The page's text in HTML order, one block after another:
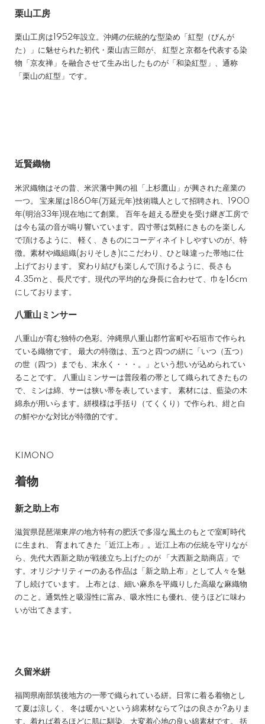
栗山工房
栗山工房は1952年設立。沖縄の伝統的な型染め「紅型（びんが
た）」に魅せられた初代・栗山吉三郎が、 紅型と京都を代表する染
物「京友禅」を融合させて生み出したものが「和染紅型」、通称
「栗山の紅型」です。
近賢織物
米沢織物はその昔、米沢藩中興の祖「上杉鷹山」が興された産業の
一つ。 宝来屋は1860年(万延元年)技術職人として招聘され、1900
年(明治33年)現在地にて創業。 百年を超える歴史を受け継ぎ工房で
は今も筬の音が鳴り響いています。四寸帯は気軽にきものを楽しん
で頂けるように、 軽く、きものにコーディネイトしやすいのが、特
徴。素材や織組織(おりそしき)にこだわり、ひと味違った帯地に仕
上げております。 変わり結びも楽しんで頂けるように、長さも
4.35mと、長尺です。現代の平均的な身長に合わせて、巾を16cm
にしております。
八重山ミンサー
八重山が育む独特の色彩。沖縄県八重山郡竹富町や石垣市で作られ
ている織物です。 最大の特徴は、五つと四つの絣に「いつ（五つ）
の世（四つ）までも、末永く・・・。」という想いが込められてい
ることです。 八重山ミンサーは普段着の帯として織られてきたもの
で、ミンは綿、サーは狭い帯を表しています。 素材には、藍染の木
綿糸が用いらます。絣模様は手括り（てくくり）で作られ、紺と白
の鮮やかな対比が特徴的です。
KIMONO
着物
新之助上布
滋賀県琵琶湖東岸の地方特有の肥沃で多湿な風土のもとで室町時代
に生まれ、 育まれてきた「近江上布」。近江上布の伝統を守りなが
ら、先代大西新之助が戦後立ち上げたのが 「大西新之助商店」で
す。オリジナリティーのある作品は「新之助上布」として人々を魅
了し続けています。 上布とは、細い麻糸を平織りした高級な麻織物
のこと。通気性と吸湿性に富み、吸水性にも優れ、使うほどに味わ
いが出てきます。
久留米絣
福岡県南部筑後地方の一帯で織られている絣。日常に着る着物とし
て夏は涼しく、 冬は暖かいという綿素材ならて?はの良さか?ありま
す。着れば着るほどに肌に馴染、大変着心地の良い綿素材です。 括